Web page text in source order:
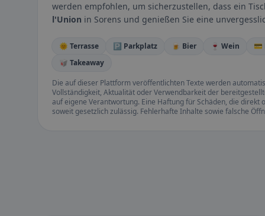
werden empfohlen, um sicherzustellen, dass ein
l'Union in Sorens und genießen Sie eine
🌞 Terrasse 🅿️ Parkplatz 🍺 Bier 🍷 Wein 💳
🥡 Takeaway
Die auf dieser Plattform veröffentlichten Texte werden
Vollständigkeit, Aktualität oder Verwendbarkeit der
auf eigene Verantwortung. Eine Haftung für Schäden, die
soweit gesetzlich zulässig. Fehlerhafte Inhalte sowie falsche